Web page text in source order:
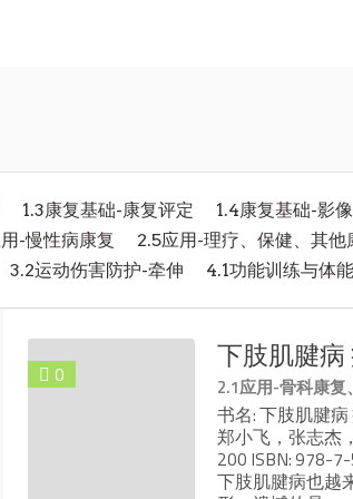
1.3康复基础-康复评定 1.4康复基础-影像
-慢性病康复 2.5应用-理疗、保健、其他
3.2运动伤害防护-牵伸 4.1功能训练与体
0
下肢肌腱病
2.1应用-骨科康复
书名: 下肢肌腱
郑小飞，张志杰
200 ISBN: 978-
下肢肌腱病也越